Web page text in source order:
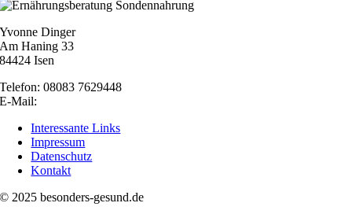
Yvonne Dinger
Am Haning 33
84424 Isen
Telefon: 08083 7629448
E-Mail:
Interessante Links
Impressum
Datenschutz
Kontakt
© 2025 besonders-gesund.de